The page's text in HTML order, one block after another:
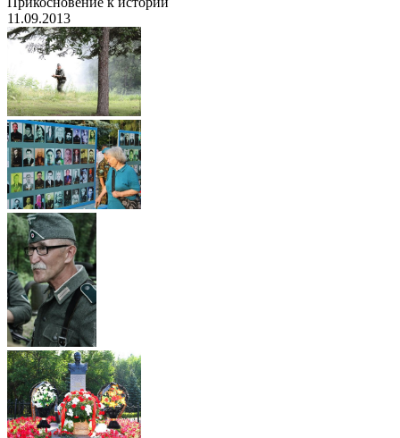
11.09.2013